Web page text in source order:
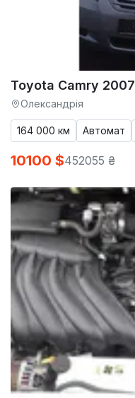
Toyota Camry 2007
Олександрія
164 000 км Автомат
10100 $452055 ₴